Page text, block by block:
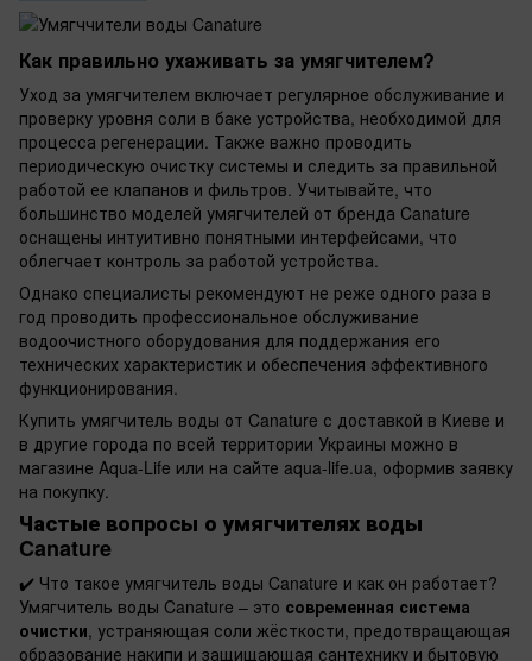
Как правильно ухаживать за умягчителем?
Уход за умягчителем включает регулярное обслуживание и
проверку уровня соли в баке устройства, необходимой для
процесса регенерации. Также важно проводить
периодическую очистку системы и следить за правильной
работой ее клапанов и фильтров. Учитывайте, что
большинство моделей умягчителей от бренда Canature
оснащены интуитивно понятными интерфейсами, что
облегчает контроль за работой устройства.
Однако специалисты рекомендуют не реже одного раза в
год проводить профессиональное обслуживание
водоочистного оборудования для поддержания его
технических характеристик и обеспечения эффективного
функционирования.
Купить умягчитель воды от Canature с доставкой в Киеве и
в другие города по всей территории Украины можно в
магазине Aqua-Life или на сайте aqua-life.ua, оформив заявку
на покупку.
Частые вопросы о умягчителях воды
Canature
✔️ Что такое умягчитель воды Canature и как он работает?
Умягчитель воды Canature – это современная система
очистки, устраняющая соли жёсткости, предотвращающая
образование накипи и защищающая сантехнику и бытовую